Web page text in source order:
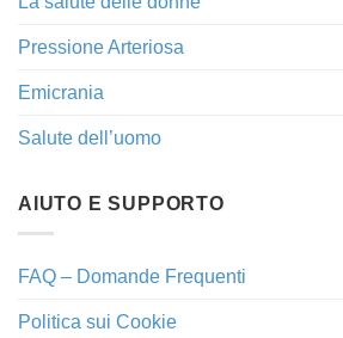
Pressione Arteriosa
Emicrania
Salute dell’uomo
AIUTO E SUPPORTO
FAQ – Domande Frequenti
Politica sui Cookie